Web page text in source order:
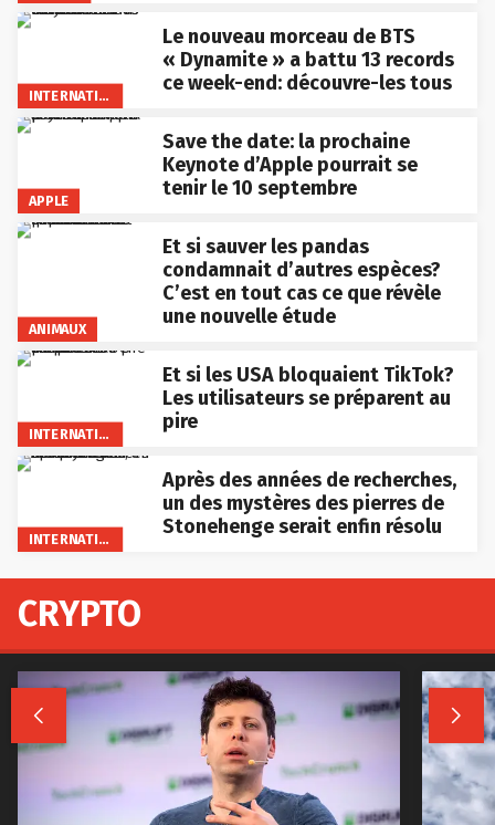
INTERNATIONAL
Le nouveau morceau de BTS
« Dynamite » a battu 13 records
ce week-end: découvre-les tous
APPLE
Save the date: la prochaine
Keynote d’Apple pourrait se
tenir le 10 septembre
ANIMAUX
Et si sauver les pandas
condamnait d’autres espèces?
C’est en tout cas ce que révèle
une nouvelle étude
INTERNATIONAL
Et si les USA bloquaient TikTok?
Les utilisateurs se préparent au
pire
INTERNATIONAL
Après des années de recherches,
un des mystères des pierres de
Stonehenge serait enfin résolu
CRYPTO
 